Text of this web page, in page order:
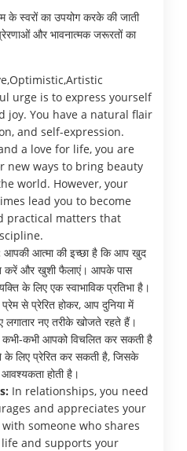
स्वरों का उपयोग करके की जाती
और भावनात्मक जरूरतों का
urge is to express yourself
joy. You have a natural flair
and self-expression.
a love for life, you are
new ways to bring beauty
world. However, your
lead you to become
practical matters that
आपकी आत्मा की इच्छा है कि आप खुद
करें और खुशी फैलाएं। आपके पास
के लिए एक स्वाभाविक प्रतिभा है।
से प्रेरित होकर, आप दुनिया में
नए तरीके खोजते रहते हैं।
कभी-कभी आपको विचलित कर सकती है
के लिए प्रेरित कर सकती है, जिसके
होती है।
In relationships, you need
and appreciates your
someone who shares
and supports your